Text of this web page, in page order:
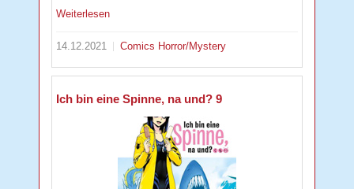
Weiterlesen
14.12.2021 Comics Horror/Mystery
Ich bin eine Spinne, na und? 9